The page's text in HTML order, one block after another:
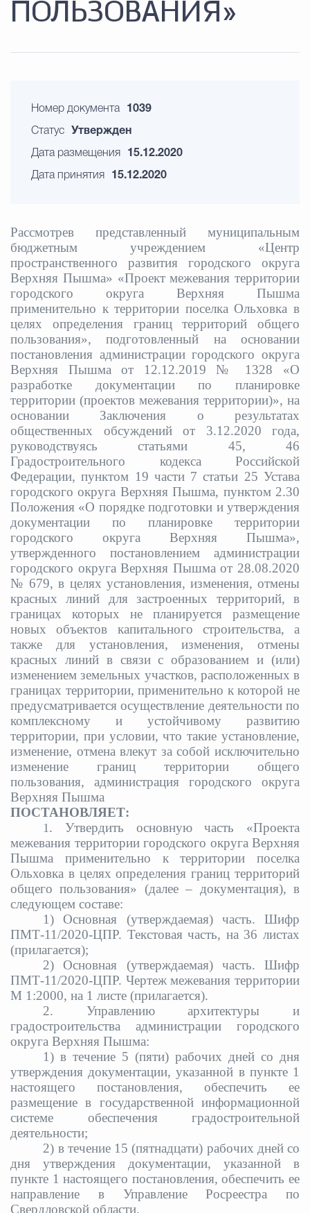
ПОЛЬЗОВАНИЯ»
Номер документа 1039
Статус Утвержден
Дата размещения 15.12.2020
Дата принятия 15.12.2020
Рассмотрев представленный муниципальным
бюджетным учреждением «Центр
пространственного развития городского округа
Верхняя Пышма» «Проект межевания территории
городского округа Верхняя Пышма
применительно к территории поселка Ольховка в
целях определения границ территорий общего
пользования», подготовленный на основании
постановления администрации городского округа
Верхняя Пышма от 12.12.2019 № 1328 «О
разработке документации по планировке
территории (проектов межевания территории)», на
основании Заключения о результатах
общественных обсуждений от 3.12.2020 года,
руководствуясь статьями 45, 46
Градостроительного кодекса Российской
Федерации, пунктом 19 части 7 статьи 25 Устава
городского округа Верхняя Пышма, пунктом 2.30
Положения «О порядке подготовки и утверждения
документации по планировке территории
городского округа Верхняя Пышма»,
утвержденного постановлением администрации
городского округа Верхняя Пышма от 28.08.2020
№ 679, в целях установления, изменения, отмены
красных линий для застроенных территорий, в
границах которых не планируется размещение
новых объектов капитального строительства, а
также для установления, изменения, отмены
красных линий в связи с образованием и (или)
изменением земельных участков, расположенных в
границах территории, применительно к которой не
предусматривается осуществление деятельности по
комплексному и устойчивому развитию
территории, при условии, что такие установление,
изменение, отмена влекут за собой исключительно
изменение границ территории общего
пользования, администрация городского округа
Верхняя Пышма
ПОСТАНОВЛЯЕТ:
1. Утвердить основную часть «Проекта
межевания территории городского округа Верхняя
Пышма применительно к территории поселка
Ольховка в целях определения границ территорий
общего пользования» (далее – документация), в
следующем составе:
1) Основная (утверждаемая) часть. Шифр
ПМТ-11/2020-ЦПР. Текстовая часть, на 36 листах
(прилагается);
2) Основная (утверждаемая) часть. Шифр
ПМТ-11/2020-ЦПР. Чертеж межевания территории
М 1:2000, на 1 листе (прилагается).
2. Управлению архитектуры и
градостроительства администрации городского
округа Верхняя Пышма:
1) в течение 5 (пяти) рабочих дней со дня
утверждения документации, указанной в пункте 1
настоящего постановления, обеспечить ее
размещение в государственной информационной
системе обеспечения градостроительной
деятельности;
2) в течение 15 (пятнадцати) рабочих дней со
дня утверждения документации, указанной в
пункте 1 настоящего постановления, обеспечить ее
направление в Управление Росреестра по
Свердловской области.